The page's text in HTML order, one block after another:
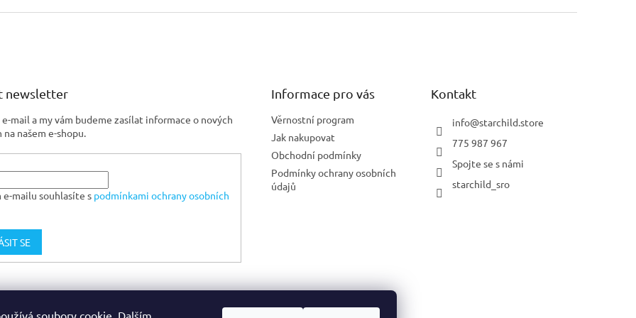
soubory cookie. Dalším
newsletter
mail a my vám budeme zasílat informace o nových
našem e-shopu.
mailu souhlasíte s podmínkami ochrany osobních
SE
Informace pro vás
Věrnostní program
Jak nakupovat
Obchodní podmínky
Podmínky ochrany osobních
údajů
Kontakt
info@starchild.store
775 987 967
Spojte se s námi
starchild_sro